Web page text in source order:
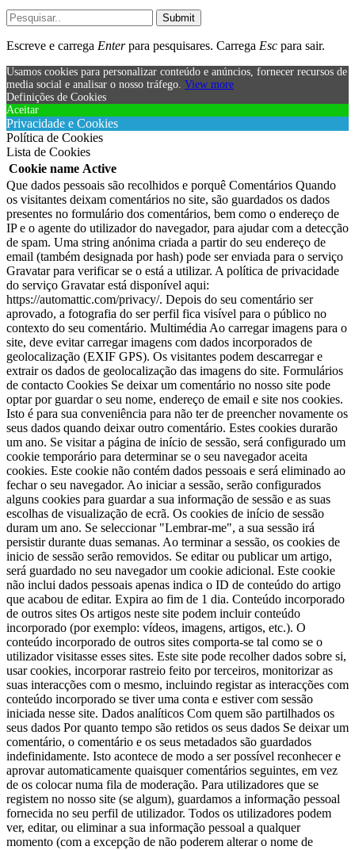
Submit
Escreve e carrega Enterpara pesquisares. Carrega Esc para sair.
Usamos cookies para personalizar conteúdo e anúncios, fornecer recursos de
media social e analisar o nosso tráfego. View more
Definições de Cookies
Aceitar
Privacidade e Cookies
Política de Cookies
Lista de Cookies
Cookie name Active
Que dados pessoais são recolhidos e porquê Comentários Quando
os visitantes deixam comentários no site, são guardados os dados
presentes no formulário dos comentários, bem como o endereço de
IP e o agente do utilizador do navegador, para ajudar com a detecção
de spam. Uma string anónima criada a partir do seu endereço de
email (também designada por hash) pode ser enviada para o serviço
Gravatar para verificar se o está a utilizar. A política de privacidade
do serviço Gravatar está disponível aqui:
https://automattic.com/privacy/. Depois do seu comentário ser
aprovado, a fotografia do ser perfil fica visível para o público no
contexto do seu comentário. Multimédia Ao carregar imagens para o
site, deve evitar carregar imagens com dados incorporados de
geolocalização (EXIF GPS). Os visitantes podem descarregar e
extrair os dados de geolocalização das imagens do site. Formulários
de contacto Cookies Se deixar um comentário no nosso site pode
optar por guardar o seu nome, endereço de email e site nos cookies.
Isto é para sua conveniência para não ter de preencher novamente os
seus dados quando deixar outro comentário. Estes cookies durarão
um ano. Se visitar a página de início de sessão, será configurado um
cookie temporário para determinar se o seu navegador aceita
cookies. Este cookie não contém dados pessoais e será eliminado ao
fechar o seu navegador. Ao iniciar a sessão, serão configurados
alguns cookies para guardar a sua informação de sessão e as suas
escolhas de visualização de ecrã. Os cookies de início de sessão
duram um ano. Se seleccionar "Lembrar-me", a sua sessão irá
persistir durante duas semanas. Ao terminar a sessão, os cookies de
inicio de sessão serão removidos. Se editar ou publicar um artigo,
será guardado no seu navegador um cookie adicional. Este cookie
não inclui dados pessoais apenas indica o ID de conteúdo do artigo
que acabou de editar. Expira ao fim de 1 dia. Conteúdo incorporado
de outros sites Os artigos neste site podem incluir conteúdo
incorporado (por exemplo: vídeos, imagens, artigos, etc.). O
conteúdo incorporado de outros sites comporta-se tal como se o
utilizador visitasse esses sites. Este site pode recolher dados sobre si,
usar cookies, incorporar rastreio feito por terceiros, monitorizar as
suas interacções com o mesmo, incluindo registar as interacções com
conteúdo incorporado se tiver uma conta e estiver com sessão
iniciada nesse site. Dados analíticos Com quem são partilhados os
seus dados Por quanto tempo são retidos os seus dados Se deixar um
comentário, o comentário e os seus metadados são guardados
indefinidamente. Isto acontece de modo a ser possível reconhecer e
aprovar automaticamente quaisquer comentários seguintes, em vez
de os colocar numa fila de moderação. Para utilizadores que se
registem no nosso site (se algum), guardamos a informação pessoal
fornecida no seu perfil de utilizador. Todos os utilizadores podem
ver, editar, ou eliminar a sua informação pessoal a qualquer
momento (com a excepção de não poderem alterar o nome de